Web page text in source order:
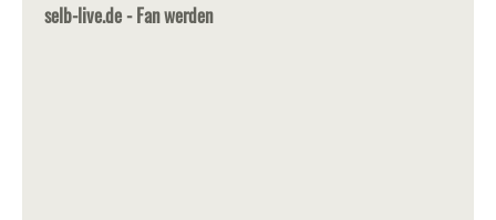
selb-live.de - Fan werden